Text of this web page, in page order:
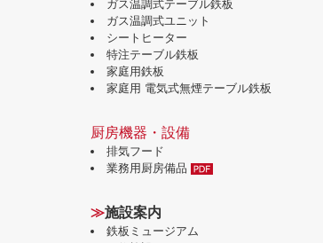
ガス温調式テーブル鉄板
ガス温調式ユニット
シートヒーター
特注テーブル鉄板
家庭用鉄板
家庭用 電気式無煙テーブル鉄板
厨房機器・設備
排気フード
業務用厨房備品
≫施設案内
鉄板ミュージアム